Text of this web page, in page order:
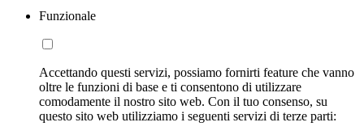
Funzionale
Accettando questi servizi, possiamo fornirti feature che vanno
oltre le funzioni di base e ti consentono di utilizzare
comodamente il nostro sito web. Con il tuo consenso, su
questo sito web utilizziamo i seguenti servizi di terze parti: